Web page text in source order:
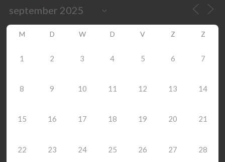
M D W D V Z Z
1 2 3 4 5 6 7
8 9 10 11 12 13 14
15 16 17 18 19 20 21
22 23 24 25 26 27 28